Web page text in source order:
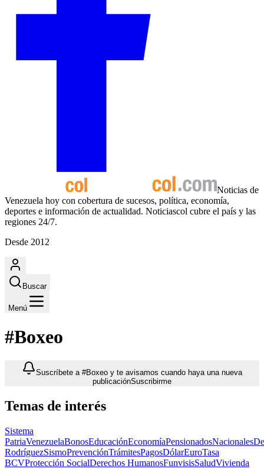
Noticias de
Venezuela hoy con cobertura de sucesos, política, economía,
deportes e información de actualidad. Noticiascol cubre el país y las
regiones 24/7.
Desde 2012
Buscar
Menú
#Boxeo
Suscríbete a #Boxeo y te avisamos cuando haya una nueva
publicaciónSuscribirme
Temas de interés
Sistema
PatriaVenezuelaBonosEducaciónEconomíaPensionadosNacionales
RodríguezSismoPrevenciónTrámitesPagosDólarEuroTasa
BCVProtección SocialDerechos HumanosFunvisisSaludVivienda